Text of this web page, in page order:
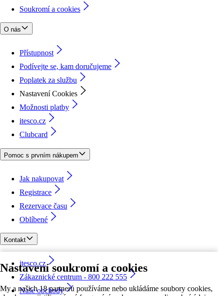
Nastavení soukromí a cookies
My a našich 18 partnerů používáme nebo ukládáme soubory cookies,
Soukromí a cookies
O nás
Přístupnost
Podívejte se, kam doručujeme
Poplatek za službu
Nastavení Cookies
Možnosti platby
itesco.cz
Clubcard
Pomoc s prvním nákupem
Jak nakupovat
Registrace
Rezervace času
Oblíbené
Kontakt
itesco.cz
Zákaznické centrum - 800 222 555
Naše obchody